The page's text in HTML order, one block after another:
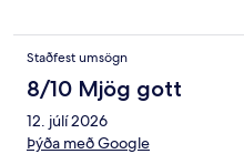
Staðfest umsögn
8/10 Mjög gott
12. júlí 2026
Þýða með Google